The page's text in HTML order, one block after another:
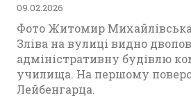
09.02.2026
Фото Житомир Михайлівська
Зліва на вулиці видно
адміністративну будівлю
училища. На першому
Лейбенгарца.